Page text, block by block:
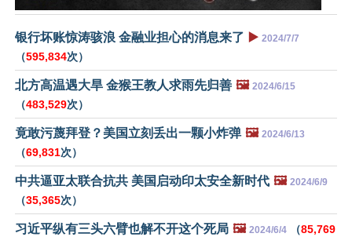
银行坏账惊涛骇浪 金融业担心的消息来了 ▶️ 2024/7/7
（595,834次）
北方高温遇大旱 金猴王教人求雨先归善 🖼️ 2024/6/15
（483,529次）
竟敢污蔑拜登？美国立刻丢出一颗小炸弹 🖼️ 2024/6/13
（69,831次）
中共逼亚太联合抗共 美国启动印太安全新时代 🖼️ 2024/6/9
（35,365次）
习近平纵有三头六臂也解不开这个死局 🖼️ 2024/6/4 （85,769